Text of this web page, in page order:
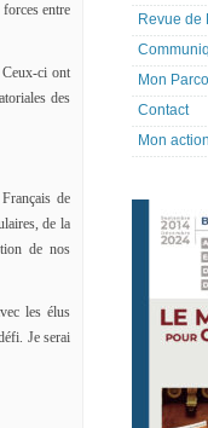
entre
ci ont
des
de
de la
de nos
les élus
Je serai
Revue de
Mon
Contact
Mon